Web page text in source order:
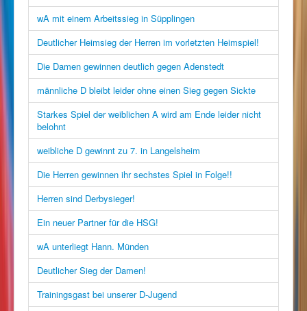
wA mit einem Arbeitssieg in Süpplingen
Deutlicher Heimsieg der Herren im vorletzten Heimspiel!
Die Damen gewinnen deutlich gegen Adenstedt
männliche D bleibt leider ohne einen Sieg gegen Sickte
Starkes Spiel der weiblichen A wird am Ende leider nicht
belohnt
weibliche D gewinnt zu 7. in Langelsheim
Die Herren gewinnen ihr sechstes Spiel in Folge!!
Herren sind Derbysieger!
Ein neuer Partner für die HSG!
wA unterliegt Hann. Münden
Deutlicher Sieg der Damen!
Trainingsgast bei unserer D-Jugend